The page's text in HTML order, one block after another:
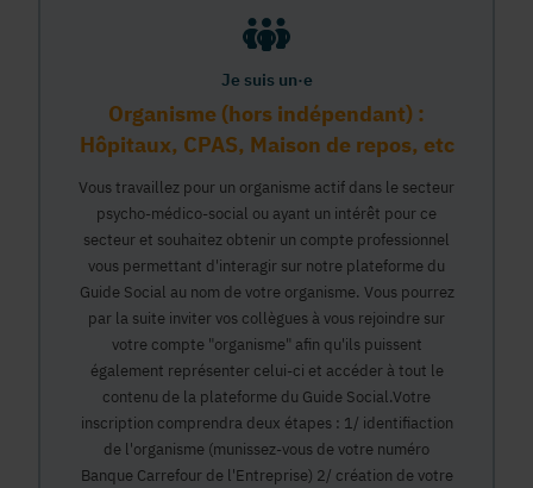
Je suis un·e
Organisme (hors indépendant) :
Hôpitaux, CPAS, Maison de repos, etc
Vous travaillez pour un organisme actif dans le secteur
psycho-médico-social ou ayant un intérêt pour ce
secteur et souhaitez obtenir un compte professionnel
vous permettant d'interagir sur notre plateforme du
Guide Social au nom de votre organisme. Vous pourrez
par la suite inviter vos collègues à vous rejoindre sur
votre compte "organisme" afin qu'ils puissent
également représenter celui-ci et accéder à tout le
contenu de la plateforme du Guide Social.Votre
inscription comprendra deux étapes : 1/ identifiaction
de l'organisme (munissez-vous de votre numéro
Banque Carrefour de l'Entreprise) 2/ création de votre